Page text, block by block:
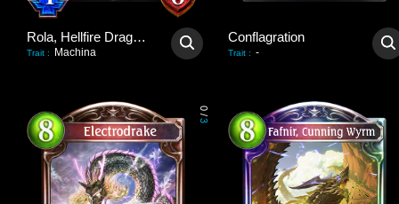
Rola, Hellfire Dragoon
Trait : Machina
Conflagration
Trait : -
0
/
3